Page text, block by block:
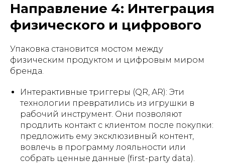
Направление 4: Интеграция
физического и цифрового
Упаковка становится мостом между
физическим продуктом и цифровым миром
бренда.
Интерактивные триггеры (QR, AR): Эти
технологии превратились из игрушки в
рабочий инструмент. Они позволяют
продлить контакт с клиентом после покупки:
предложить ему эксклюзивный контент,
вовлечь в программу лояльности или
собрать ценные данные (first-party data).